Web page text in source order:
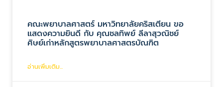
คณะพยาบาลศาสตร์ มหาวิทยาลัยคริสเตียน ขอ
แสดงความยินดี กับ คุณชลทิพย์ ลีลาสุวณิชย์
ศิษย์เก่าหลักสูตรพยาบาลศาสตรบัณฑิต
อ่านเพิ่มเติม...